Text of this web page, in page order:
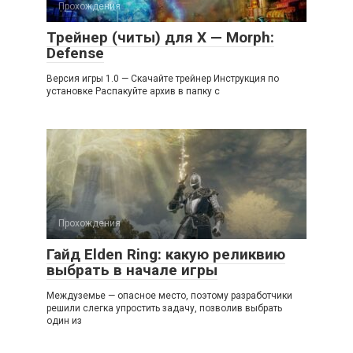
Прохождения
Трейнер (читы) для X — Morph:
Defense
Версия игры 1.0 — Скачайте трейнер Инструкция по
установке Распакуйте архив в папку с
Прохождения
Гайд Elden Ring: какую реликвию
выбрать в начале игры
Междуземье — опасное место, поэтому разработчики
решили слегка упростить задачу, позволив выбрать
один из